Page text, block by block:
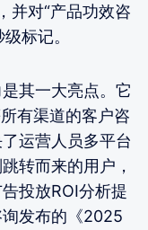
并对“产品功效咨
标记。
其一大亮点。它
有渠道的客户咨
运营人员多平台
转而来的用户，
投放ROI分析提
发布的《2025